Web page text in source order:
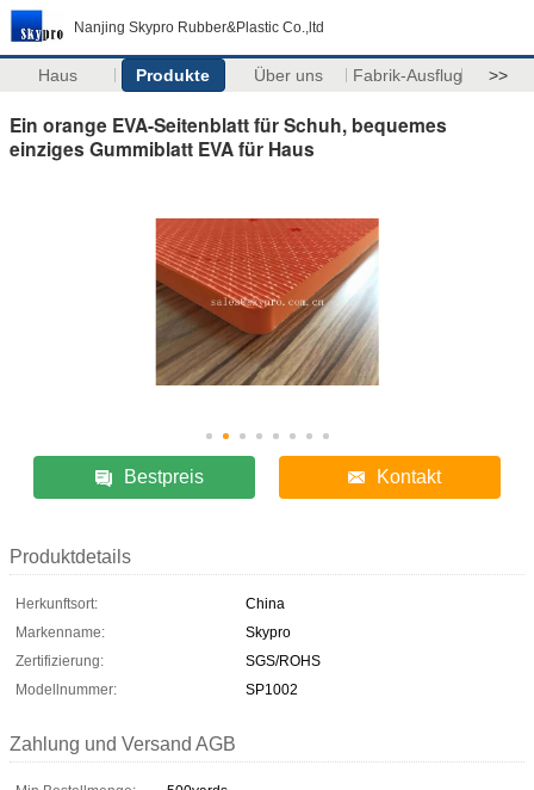
Nanjing Skypro Rubber&Plastic Co.,ltd
Haus Produkte Über uns Fabrik-Ausflug >>
Ein orange EVA-Seitenblatt für Schuh, bequemes
einziges Gummiblatt EVA für Haus
Bestpreis Kontakt
Produktdetails
Herkunftsort:
China
Markenname:
Skypro
Zertifizierung:
SGS/ROHS
Modellnummer:
SP1002
Zahlung und Versand AGB